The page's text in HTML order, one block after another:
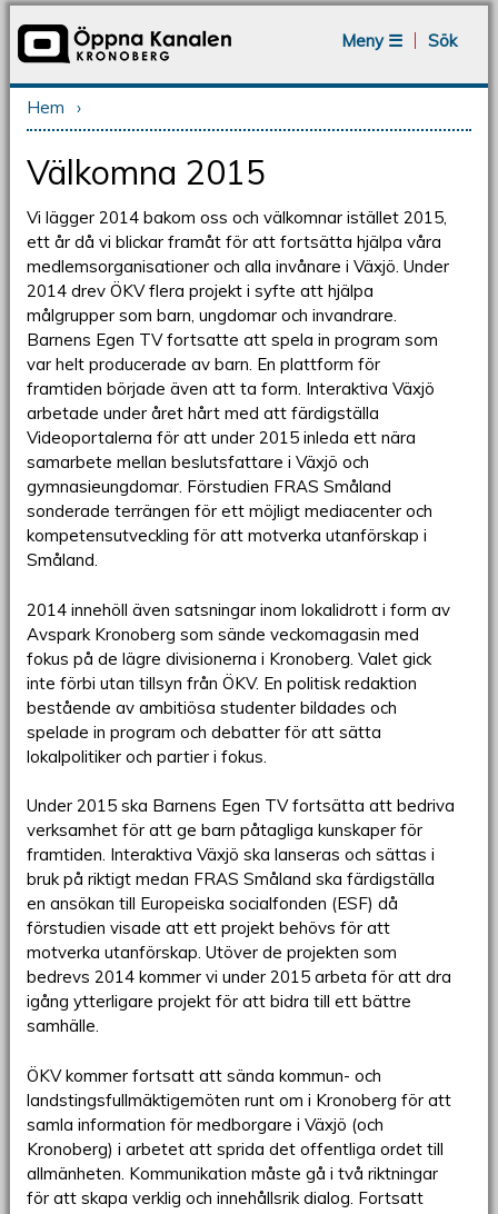
Meny ☰
Sök
Du är här
Hem ›
Välkomna 2015
Vi lägger 2014 bakom oss och välkomnar istället 2015,
ett år då vi blickar framåt för att fortsätta hjälpa våra
medlemsorganisationer och alla invånare i Växjö. Under
2014 drev ÖKV flera projekt i syfte att hjälpa
målgrupper som barn, ungdomar och invandrare.
Barnens Egen TV fortsatte att spela in program som
var helt producerade av barn. En plattform för
framtiden började även att ta form. Interaktiva Växjö
arbetade under året hårt med att färdigställa
Videoportalerna för att under 2015 inleda ett nära
samarbete mellan beslutsfattare i Växjö och
gymnasieungdomar. Förstudien FRAS Småland
sonderade terrängen för ett möjligt mediacenter och
kompetensutveckling för att motverka utanförskap i
Småland.
2014 innehöll även satsningar inom lokalidrott i form av
Avspark Kronoberg som sände veckomagasin med
fokus på de lägre divisionerna i Kronoberg. Valet gick
inte förbi utan tillsyn från ÖKV. En politisk redaktion
bestående av ambitiösa studenter bildades och
spelade in program och debatter för att sätta
lokalpolitiker och partier i fokus.
Under 2015 ska Barnens Egen TV fortsätta att bedriva
verksamhet för att ge barn påtagliga kunskaper för
framtiden. Interaktiva Växjö ska lanseras och sättas i
bruk på riktigt medan FRAS Småland ska färdigställa
en ansökan till Europeiska socialfonden (ESF) då
förstudien visade att ett projekt behövs för att
motverka utanförskap. Utöver de projekten som
bedrevs 2014 kommer vi under 2015 arbeta för att dra
igång ytterligare projekt för att bidra till ett bättre
samhälle.
ÖKV kommer fortsatt att sända kommun- och
landstingsfullmäktigemöten runt om i Kronoberg för att
samla information för medborgare i Växjö (och
Kronoberg) i arbetet att sprida det offentliga ordet till
allmänheten. Kommunikation måste gå i två riktningar
för att skapa verklig och innehållsrik dialog. Fortsatt